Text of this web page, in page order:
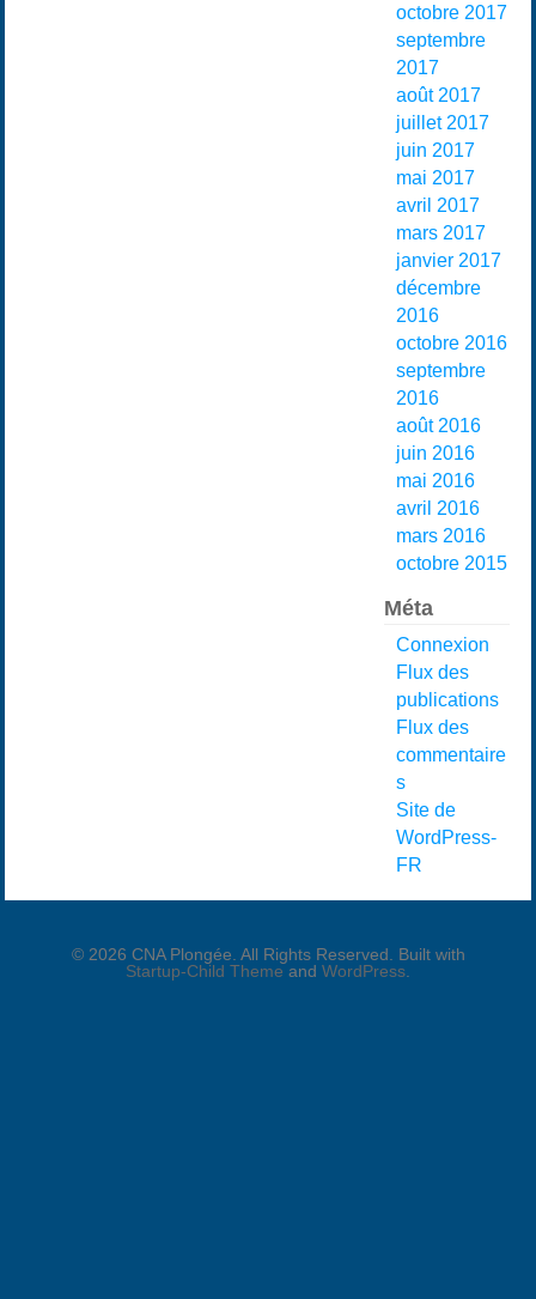
octobre 2017
septembre
2017
août 2017
juillet 2017
juin 2017
mai 2017
avril 2017
mars 2017
janvier 2017
décembre
2016
octobre 2016
septembre
2016
août 2016
juin 2016
mai 2016
avril 2016
mars 2016
octobre 2015
Méta
Connexion
Flux des
publications
Flux des
commentaire
s
Site de
WordPress-
FR
© 2026 CNA Plongée. All Rights Reserved. Built with
Startup-Child Theme and WordPress.